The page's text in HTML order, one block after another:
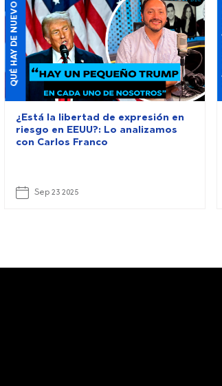
QUÉ HAY DE NUEVO
¿Está la libertad de expresión en
riesgo en EEUU?: Lo analizamos
con Carlos Franco
Sep 23 2025